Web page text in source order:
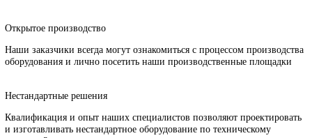
Какая подготовка труб требуется после резки?
Какие инновационные технологии применяются в
оборудовании?
Почему с нами сотрудничают?